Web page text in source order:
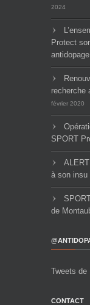
2024
Protect
recherche
février 2020
SPORT
à son insu
de
Tweets de
CONTACT